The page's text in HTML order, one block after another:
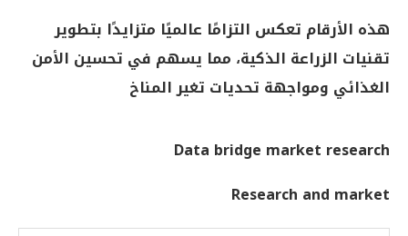
هذه الأرقام تعكس التزامًا عالميًا متزايدًا بتطوير
تقنيات الزراعة الذكية، مما يسهم في تحسين الأمن
الغذائي ومواجهة تحديات تغير المناخ
Data bridge market research
Research and market